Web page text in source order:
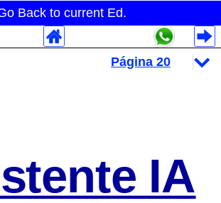
Back to current Ed.
IA
Rubros